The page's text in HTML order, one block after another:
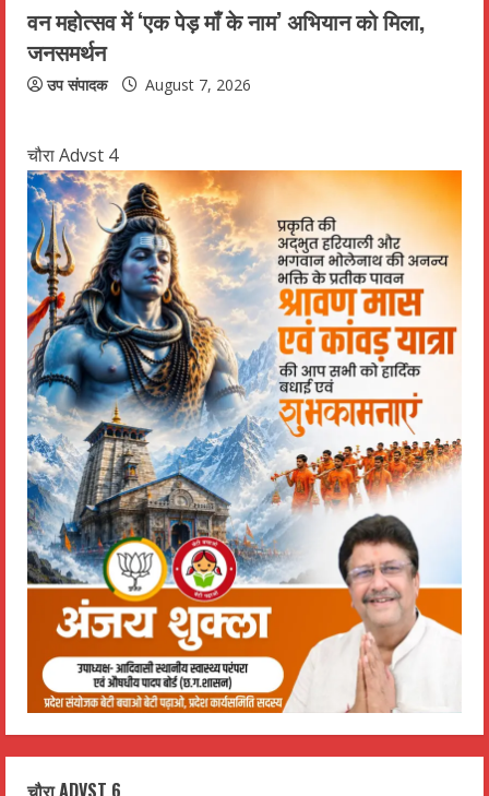
वन महोत्सव में ‘एक पेड़ माँ के नाम’ अभियान को मिला,
जनसमर्थन
उप संपादक August 7, 2026
चौरा Advst 4
चौरा ADVST 6